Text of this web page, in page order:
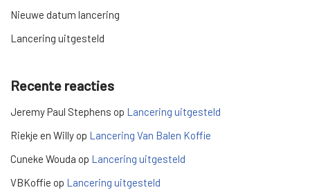
Nieuwe datum lancering
Lancering uitgesteld
Recente reacties
Jeremy Paul Stephens op Lancering uitgesteld
Riekje en Willy op Lancering Van Balen Koffie
Cuneke Wouda op Lancering uitgesteld
VBKoffie op Lancering uitgesteld